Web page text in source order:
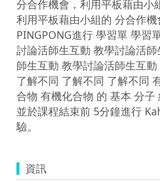
分合作機會，利用平板藉由小
利用平板藉由小組的 分合作
PINGPONG進行 學習單 學習
討論活師生互動 教學討論活
師生互動 教學討論活師生互
了解不同 了解不同 了解不同
合物 有機化合物 的 基本 分子
並於課程結束前 5分鐘進行
驗。
資訊